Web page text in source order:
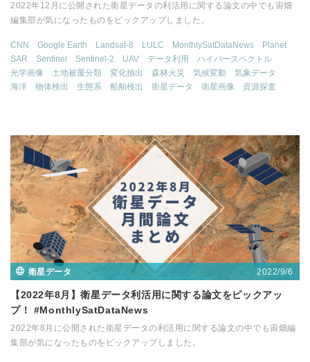
2022年12月に公開された衛星データの利活用に関する論文の中でも宙畑
編集部が気になったものをピックアップしました。
CNN Google Earth Landsat-8 LULC MonthlySatDataNews
Planet
SAR
Sentinel Sentinel-2 UAV データ利用
ハイパースペクトル
光学画像
土地被覆分類 変化抽出 森林火災 気候変動
気象データ
海洋
物体検出 生態系 船舶検出 衛星データ 衛星画像 資源探査
衛星データ 2022/9/6
【2022年8月】衛星データ利活用に関する論文をピックアッ
プ！ #MonthlySatDataNews
2022年8月に公開された衛星データの利活用に関する論文の中でも宙畑編
集部が気になったものをピックアップしました。